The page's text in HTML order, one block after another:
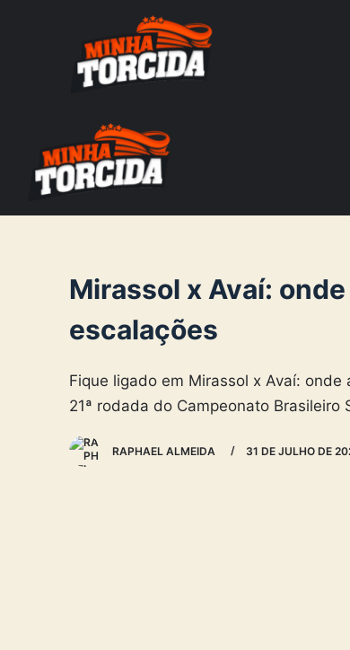
Mirassol x Avaí:
escalações
Fique ligado em Mirassol x Avaí:
21ª rodada do Campeonato Brasileiro
RAPHAEL ALMEIDA 31 DE JULHO DE